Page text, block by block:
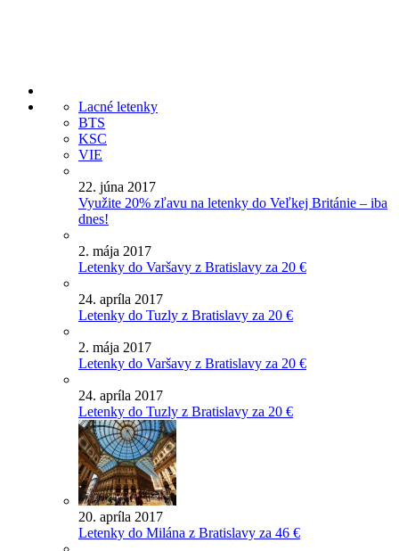
Lacné letenky
BTS
KSC
VIE
22. júna 2017
Využite 20% zľavu na letenky do Veľkej Británie – iba
dnes!
2. mája 2017
Letenky do Varšavy z Bratislavy za 20 €
24. apríla 2017
Letenky do Tuzly z Bratislavy za 20 €
2. mája 2017
Letenky do Varšavy z Bratislavy za 20 €
24. apríla 2017
Letenky do Tuzly z Bratislavy za 20 €
20. apríla 2017
Letenky do Milána z Bratislavy za 46 €